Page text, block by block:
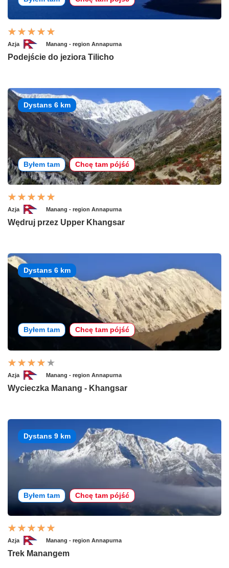
Azja Manang - region Annapurna
Podejście do jeziora Tilicho
Dystans 6 km
Byłem tam Chcę tam pójść
Azja Manang - region Annapurna
Wędruj przez Upper Khangsar
Dystans 6 km
Byłem tam Chcę tam pójść
Azja Manang - region Annapurna
Wycieczka Manang - Khangsar
Dystans 9 km
Byłem tam Chcę tam pójść
Azja Manang - region Annapurna
Trek Manangem